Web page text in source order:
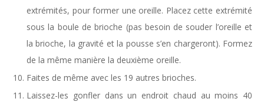
extrémités, pour former une oreille. Placez cette extrémité
sous la boule de brioche (pas besoin de souder l’oreille et
la brioche, la gravité et la pousse s’en chargeront). Formez
de la même manière la deuxième oreille.
Faites de même avec les 19 autres brioches.
Laissez-les gonfler dans un endroit chaud au moins 40